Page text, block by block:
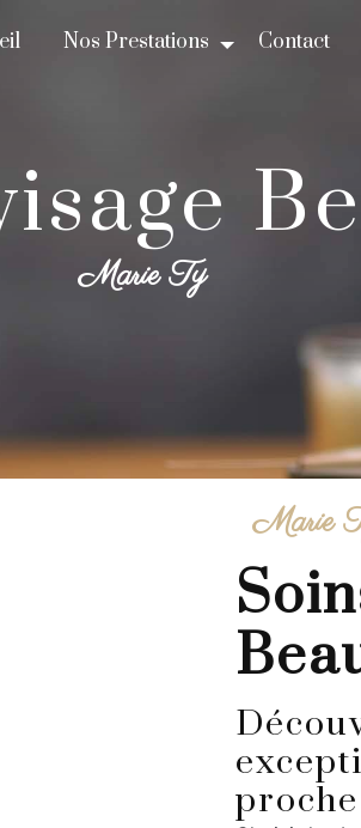
Nos Prestations Contact
Marie Ty
Marie
soins du visage à
Découvrez les soins du visage